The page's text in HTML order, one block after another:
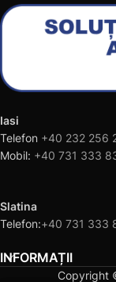
Iasi
Telefon +40 232 256
Mobil: +40 731 333
Slatina
Telefon:+40 731 333
INFORMAȚII
Copyright